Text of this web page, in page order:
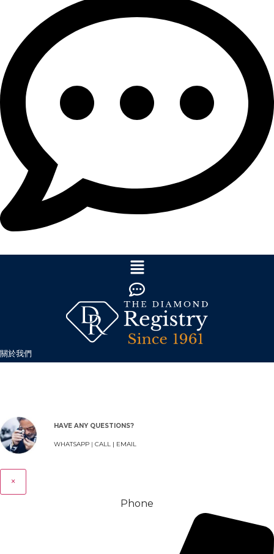
關於我們
HAVE ANY QUESTIONS?
WHATSAPP| CALL | EMAIL
×
Phone